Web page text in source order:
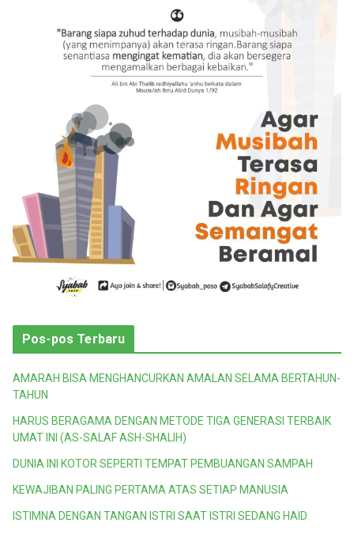
Pos-pos Terbaru
AMARAH BISA MENGHANCURKAN AMALAN SELAMA BERTAHUN-
TAHUN
HARUS BERAGAMA DENGAN METODE TIGA GENERASI TERBAIK
UMAT INI (AS-SALAF ASH-SHALIH)
DUNIA INI KOTOR SEPERTI TEMPAT PEMBUANGAN SAMPAH
KEWAJIBAN PALING PERTAMA ATAS SETIAP MANUSIA
ISTIMNA DENGAN TANGAN ISTRI SAAT ISTRI SEDANG HAID